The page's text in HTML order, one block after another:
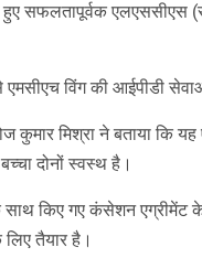
हुए सफलतापूर्वक
विंग की आईपीडी
कुमार मिश्रा ने बताया कि
दोनों स्वस्थ है।
साथ किए गए कंसेशन एग्रीमेंट
तैयार है।